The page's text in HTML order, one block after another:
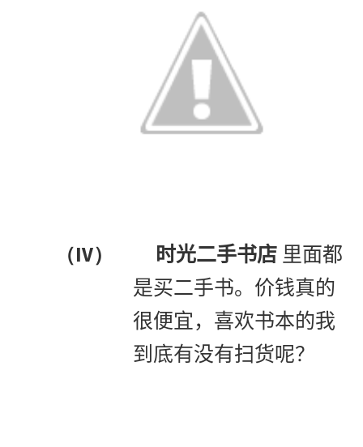
（IV） 时光二手书店 里面都
是买二手书。价钱真的
很便宜，喜欢书本的我
到底有没有扫货呢？